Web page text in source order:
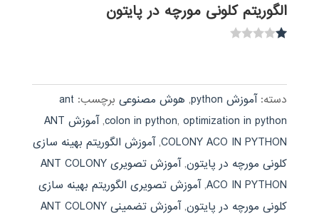
الگوریتم کلونی مورچه در پایتون
دسته:آموزش python , هوش مصنوعی برچسب: ant
colon in python,optimization in python
,
آموزش ANT
COLONY ACO IN PYTHON
,آموزش الگوریتم بهینه سازی
کلونی مورچه در پایتون,
آموزش تصویری ANT COLONY
ACO IN PYTHON
,آموزش تصویری الگوریتم بهینه سازی
کلونی مورچه در پایتون,
آموزش تضمینی ANT COLONY